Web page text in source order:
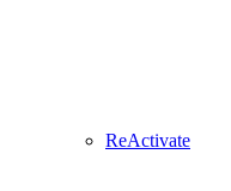
ReActivate